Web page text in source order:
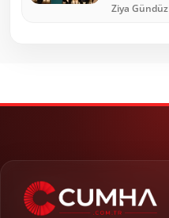
Ziya Gündüz